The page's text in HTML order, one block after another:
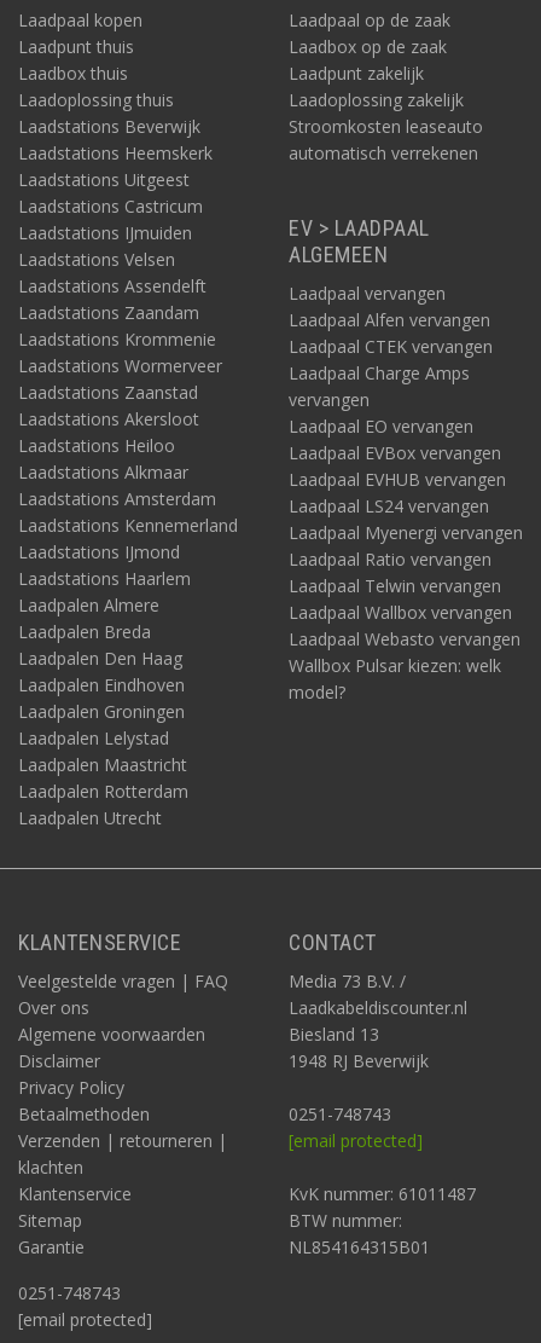
Laadpaal kopen
Laadpunt thuis
Laadbox thuis
Laadoplossing thuis
Laadstations Beverwijk
Laadstations Heemskerk
Laadstations Uitgeest
Laadstations Castricum
Laadstations IJmuiden
Laadstations Velsen
Laadstations Assendelft
Laadstations Zaandam
Laadstations Krommenie
Laadstations Wormerveer
Laadstations Zaanstad
Laadstations Akersloot
Laadstations Heiloo
Laadstations Alkmaar
Laadstations Amsterdam
Laadstations Kennemerland
Laadstations IJmond
Laadstations Haarlem
Laadpalen Almere
Laadpalen Breda
Laadpalen Den Haag
Laadpalen Eindhoven
Laadpalen Groningen
Laadpalen Lelystad
Laadpalen Maastricht
Laadpalen Rotterdam
Laadpalen Utrecht
Laadpaal op de zaak
Laadbox op de zaak
Laadpunt zakelijk
Laadoplossing zakelijk
Stroomkosten leaseauto
automatisch verrekenen
EV > LAADPAAL
ALGEMEEN
Laadpaal vervangen
Laadpaal Alfen vervangen
Laadpaal CTEK vervangen
Laadpaal Charge Amps
vervangen
Laadpaal EO vervangen
Laadpaal EVBox vervangen
Laadpaal EVHUB vervangen
Laadpaal LS24 vervangen
Laadpaal Myenergi vervangen
Laadpaal Ratio vervangen
Laadpaal Telwin vervangen
Laadpaal Wallbox vervangen
Laadpaal Webasto vervangen
Wallbox Pulsar kiezen: welk
model?
KLANTENSERVICE
Veelgestelde vragen | FAQ
Over ons
Algemene voorwaarden
Disclaimer
Privacy Policy
Betaalmethoden
Verzenden | retourneren |
klachten
Klantenservice
Sitemap
Garantie
0251-748743
[email protected]
CONTACT
Media 73 B.V. /
Laadkabeldiscounter.nl
Biesland 13
1948 RJ Beverwijk
0251-748743
[email protected]
KvK nummer: 61011487
BTW nummer:
NL854164315B01